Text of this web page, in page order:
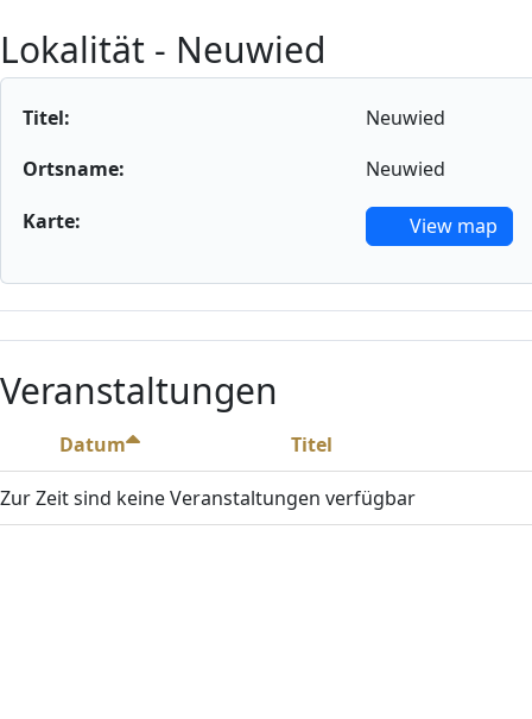
Lokalität - Neuwied
Titel:
Neuwied
Ortsname:
Neuwied
Karte:
View map
Veranstaltungen
Datum Titel
Zur Zeit sind keine Veranstaltungen verfügbar